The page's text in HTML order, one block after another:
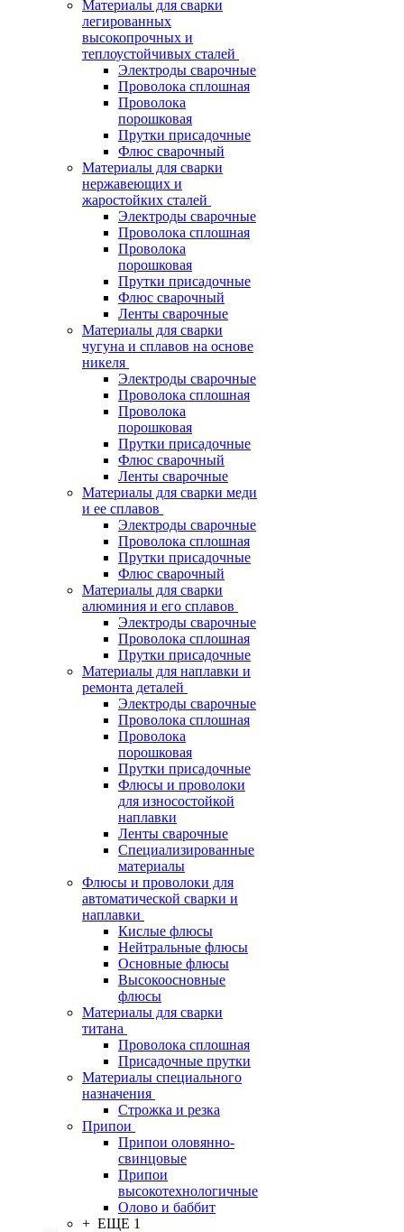
Материалы для сварки
легированных
высокопрочных и
теплоустойчивых сталей
Электроды сварочные
Проволока сплошная
Проволока
порошковая
Прутки присадочные
Флюс сварочный
Материалы для сварки
нержавеющих и
жаростойких сталей
Электроды сварочные
Проволока сплошная
Проволока
порошковая
Прутки присадочные
Флюс сварочный
Ленты сварочные
Материалы для сварки
чугуна и сплавов на основе
никеля
Электроды сварочные
Проволока сплошная
Проволока
порошковая
Прутки присадочные
Флюс сварочный
Ленты сварочные
Материалы для сварки меди
и ее сплавов
Электроды сварочные
Проволока сплошная
Прутки присадочные
Флюс сварочный
Материалы для сварки
алюминия и его сплавов
Электроды сварочные
Проволока сплошная
Прутки присадочные
Материалы для наплавки и
ремонта деталей
Электроды сварочные
Проволока сплошная
Проволока
порошковая
Прутки присадочные
Флюсы и проволоки
для износостойкой
наплавки
Ленты сварочные
Специализированные
материалы
Флюсы и проволоки для
автоматической сварки и
наплавки
Кислые флюсы
Нейтральные флюсы
Основные флюсы
Высокоосновные
флюсы
Материалы для сварки
титана
Проволока сплошная
Присадочные прутки
Материалы специального
назначения
Строжка и резка
Припои
Припои оловянно-
свинцовые
Припои
высокотехнологичные
Олово и баббит
+ ЕЩЕ 1